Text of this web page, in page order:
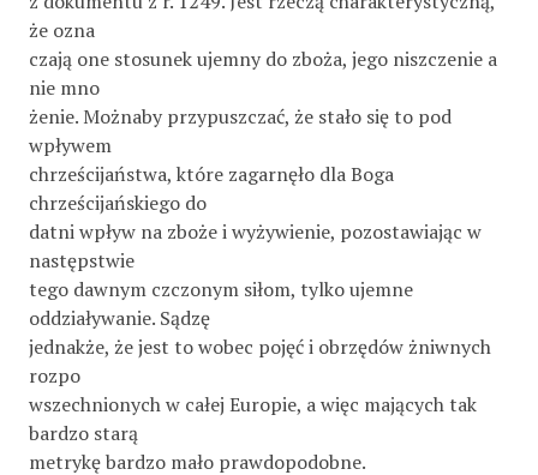
że ozna­
czają one stosunek ujemny do zboża, jego niszczenie a
nie mno­
żenie. Możnaby przypuszczać, że stało się to pod
wpływem
chrześcijaństwa, które zagarnęło dla Boga
chrześcijańskiego do­
datni wpływ na zboże i wyżywienie, pozostawiając w
następstwie
tego dawnym czczonym siłom, tylko ujemne
oddziaływanie. Sądzę
jednakże, że jest to wobec pojęć i obrzędów żniwnych
rozpo­
wszechnionych w całej Europie, a więc mających tak
bardzo starą
metrykę bardzo mało prawdopodobne.